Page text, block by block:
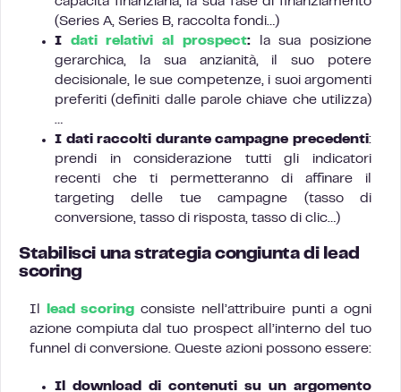
(Series A, Series B, raccolta fondi…)
I dati relativi al prospect:
la sua posizione
gerarchica, la sua anzianità, il suo potere
decisionale, le sue competenze, i suoi argomenti
preferiti (definiti dalle parole chiave che utilizza)
…
I dati raccolti durante campagne precedenti:
prendi in considerazione tutti gli indicatori
recenti che ti permetteranno di affinare il
targeting delle tue campagne (tasso di
conversione, tasso di risposta, tasso di clic…)
Stabilisci una strategia congiunta di lead
scoring
Il lead scoring consiste nell’attribuire punti a ogni
azione compiuta dal tuo prospect all’interno del tuo
funnel di conversione. Queste azioni possono essere:
Il download di contenuti su un argomento